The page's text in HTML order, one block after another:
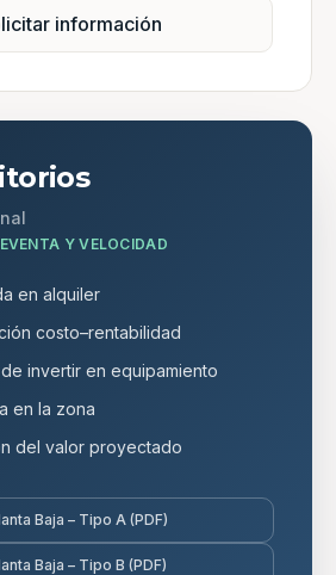
información
Y VELOCIDAD
en alquiler
costo–rentabilidad
invertir en equipamiento
en la zona
del valor proyectado
Baja – Tipo A (PDF)
Baja – Tipo B (PDF)